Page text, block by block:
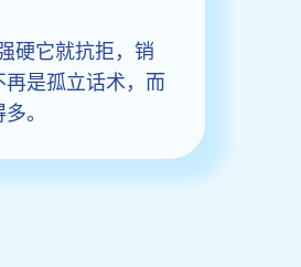
硬它就抗拒，销
是孤立话术，而
。